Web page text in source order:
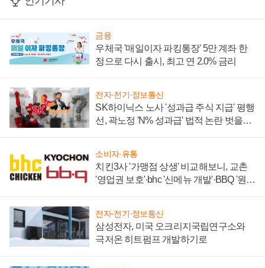
금융
우체국 '매일이자 파킹통장' 5만 계좌 한
정으로 다시 출시, 최고 연 2.0% 금리
전자·전기·정보통신
SK하이닉스 노사 '성과급 주식 지급' 평행
선, 곽노정 'N% 성과급' 법적 논란 벗을지
소비자·유통
치킨3사 '가맹점 상생' 비교해보니, 교촌
'영업권 보호'·bhc '신메뉴 개발'·BBQ '원가
전자·전기·정보통신
삼성전자, 미국 오크리지국립연구소와
극저온 히트펌프 개발하기로